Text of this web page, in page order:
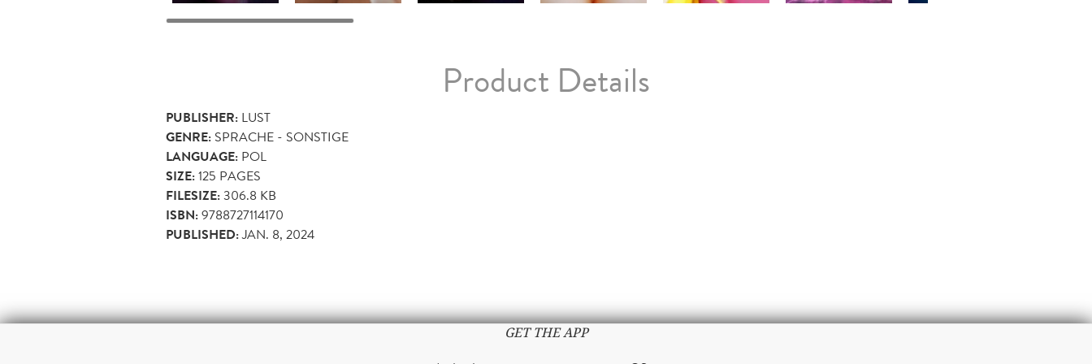
Product Details
PUBLISHER: LUST
GENRE: SPRACHE - SONSTIGE
LANGUAGE: POL
SIZE:125 PAGES
FILESIZE:306.8 KB
ISBN:9788727114170
PUBLISHED:JAN. 8, 2024
GET THE APP